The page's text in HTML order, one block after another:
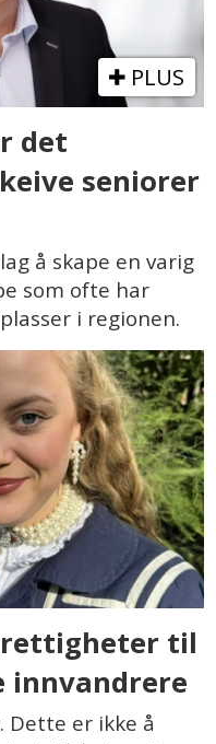
PLUS
det
seniorer
å skape en varig
som ofte har
i regionen.
rettigheter til
innvandrere
Dette er ikke å